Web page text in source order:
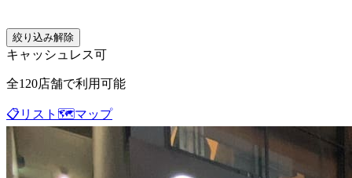
絞り込み解除
キャッシュレス可
全120店舗で利用可能
📋リスト 🗺️マップ